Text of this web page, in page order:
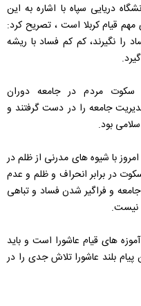
دریایی سپاه با اشاره به این
قیام کربلا است ، تصریح کرد:
را نگیرند، کم کم فساد با ریشه
مردم در جامعه دوران
جامعه را در دست گرفتند و
بود.
با شیوه های مدرنی از ظلم در
در برابر انحراف و ظلم و عدم
و فراگیر شدن فساد و تباهی
نیست.
های قیام عاشورا است و باید
بلند عاشورا تلاش جدی را در